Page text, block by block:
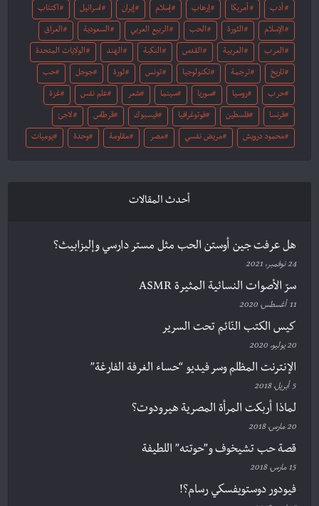
أدب أمريكا إرهاب إسلام إيران اسرائيل اكتئاب
الإسلام الثورة الحب الربيع العربي السعودية العراق
العرب العربية القدس النكبة الهند الولايات المتحدة
تاريخ ترجمة تكنولوجيا تونس ثورة جوجل حب
حرب روسيا سوريا سينما شعر علم نفس غزة
فرنسا فلسطين فوتوغرافيا فيسبوك قرطاس لاجئ
محمود درويش مريض نفسي مصر مقاومة وحدة يوميات
أحدث المقالات
هل عرفت جين أوستن الحب مثل مستر دارسي وإليزابيث؟
24 نوفمبر، 2021
سرّ الأصوات النسائية المثيرة ASMR
11 أغسطس، 2020
كيس الكتب النّائم تحت السرير
20 يوليو، 2020
الإنترنت المظلم وسر فيديو “حساء الغرفة الفارغة”
5 أبريل، 2018
لماذا أربكت المرأة المصرية هيرودوت؟
20 مارس، 2018
قصة حب تشيخوف و”حوتته” اللطيفة
15 مارس، 2018
فيودور دوستويفسكي رسام؟!